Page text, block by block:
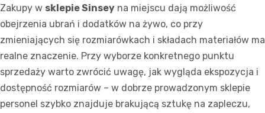
Zakupy w sklepie Sinsey na miejscu dają możliwość
obejrzenia ubrań i dodatków na żywo, co przy
zmieniających się rozmiarówkach i składach materiałów ma
realne znaczenie. Przy wyborze konkretnego punktu
sprzedaży warto zwrócić uwagę, jak wygląda ekspozycja i
dostępność rozmiarów – w dobrze prowadzonym sklepie
personel szybko znajduje brakującą sztukę na zapleczu,